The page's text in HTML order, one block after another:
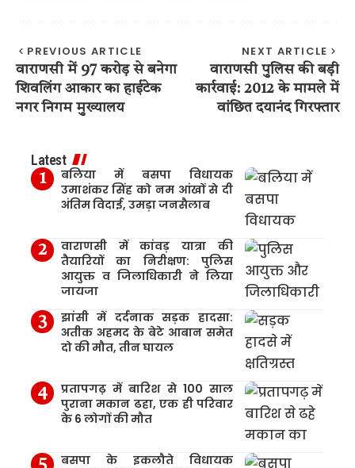
PREVIOUS ARTICLE
वाराणसी में 97 करोड़ से बनेगा
शिवलिंग आकार का हाईटेक
नगर निगम मुख्यालय
NEXT ARTICLE
वाराणसी पुलिस की बड़ी
कार्रवाई: 2012 के मामले में
वांछित दयानंद गिरफ्तार
Latest
बलिया में बसपा विधायक
उमाशंकर सिंह को नम आंखों से दी
अंतिम विदाई, उमड़ा जनसैलाब
वाराणसी में कांवड़ यात्रा की
तैयारियों का निरीक्षण: पुलिस
आयुक्त व जिलाधिकारी ने लिया
जायजा
झांसी में दर्दनाक सड़क हादसा:
अतीक अहमद के बेटे आबान समेत
दो की मौत, तीन घायल
प्रतापगढ़ में बारिश से 100 साल
पुराना मकान ढहा, एक ही परिवार
के 6 लोगों की मौत
बसपा के इकलौते विधायक